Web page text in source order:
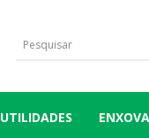
UTILIDADES